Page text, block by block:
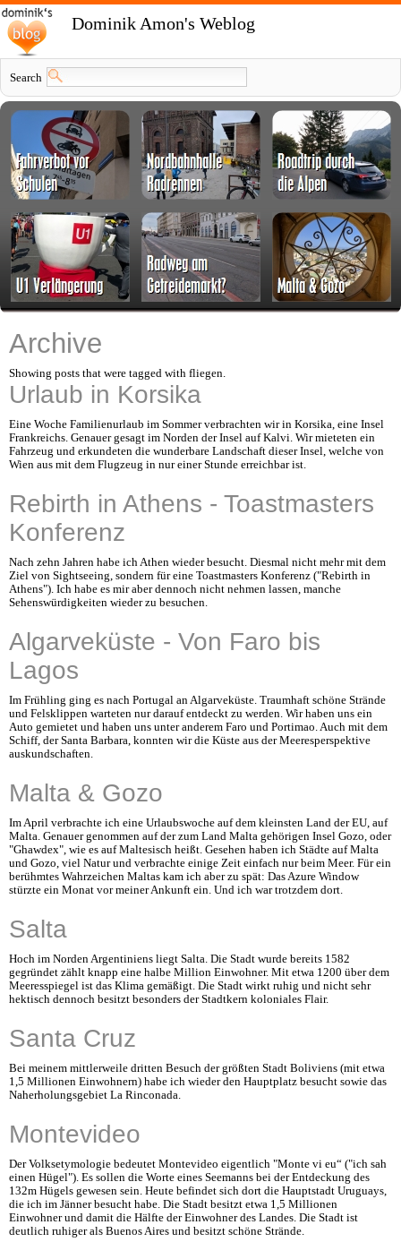
Dominik Amon's Weblog
Search
Archive
Showing posts that were tagged with fliegen.
Urlaub in Korsika
Eine Woche Familienurlaub im Sommer verbrachten wir in Korsika, eine Insel
Frankreichs. Genauer gesagt im Norden der Insel auf Kalvi. Wir mieteten ein
Fahrzeug und erkundeten die wunderbare Landschaft dieser Insel, welche von
Wien aus mit dem Flugzeug in nur einer Stunde erreichbar ist.
Rebirth in Athens - Toastmasters
Konferenz
Nach zehn Jahren habe ich Athen wieder besucht. Diesmal nicht mehr mit dem
Ziel von Sightseeing, sondern für eine Toastmasters Konferenz ("Rebirth in
Athens"). Ich habe es mir aber dennoch nicht nehmen lassen, manche
Sehenswürdigkeiten wieder zu besuchen.
Algarveküste - Von Faro bis
Lagos
Im Frühling ging es nach Portugal an Algarveküste. Traumhaft schöne Strände
und Felsklippen warteten nur darauf entdeckt zu werden. Wir haben uns ein
Auto gemietet und haben uns unter anderem Faro und Portimao. Auch mit dem
Schiff, der Santa Barbara, konnten wir die Küste aus der Meeresperspektive
auskundschaften.
Malta & Gozo
Im April verbrachte ich eine Urlaubswoche auf dem kleinsten Land der EU, auf
Malta. Genauer genommen auf der zum Land Malta gehörigen Insel Gozo, oder
"Ghawdex", wie es auf Maltesisch heißt. Gesehen haben ich Städte auf Malta
und Gozo, viel Natur und verbrachte einige Zeit einfach nur beim Meer. Für ein
berühmtes Wahrzeichen Maltas kam ich aber zu spät: Das Azure Window
stürzte ein Monat vor meiner Ankunft ein. Und ich war trotzdem dort.
Salta
Hoch im Norden Argentiniens liegt Salta. Die Stadt wurde bereits 1582
gegründet zählt knapp eine halbe Million Einwohner. Mit etwa 1200 über dem
Meeresspiegel ist das Klima gemäßigt. Die Stadt wirkt ruhig und nicht sehr
hektisch dennoch besitzt besonders der Stadtkern koloniales Flair.
Santa Cruz
Bei meinem mittlerweile dritten Besuch der größten Stadt Boliviens (mit etwa
1,5 Millionen Einwohnern) habe ich wieder den Hauptplatz besucht sowie das
Naherholungsgebiet La Rinconada.
Montevideo
Der Volksetymologie bedeutet Montevideo eigentlich "Monte vi eu“ ("ich sah
einen Hügel"). Es sollen die Worte eines Seemanns bei der Entdeckung des
132m Hügels gewesen sein. Heute befindet sich dort die Hauptstadt Uruguays,
die ich im Jänner besucht habe. Die Stadt besitzt etwa 1,5 Millionen
Einwohner und damit die Hälfte der Einwohner des Landes. Die Stadt ist
deutlich ruhiger als Buenos Aires und besitzt schöne Strände.